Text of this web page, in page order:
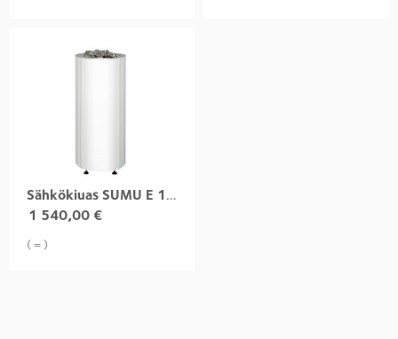
Sähkökiuas SUMU E 10,5 kW valkoinen
1 540,00 €
( = )